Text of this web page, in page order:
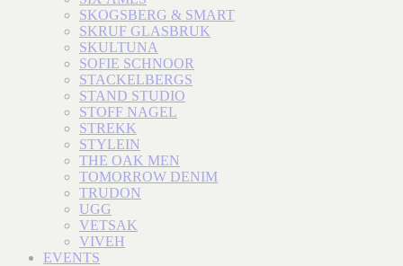
SKOGSBERG & SMART
SKRUF GLASBRUK
SKULTUNA
SOFIE SCHNOOR
STACKELBERGS
STAND STUDIO
STOFF NAGEL
STREKK
STYLEIN
THE OAK MEN
TOMORROW DENIM
TRUDON
UGG
VETSAK
VIVEH
EVENTS